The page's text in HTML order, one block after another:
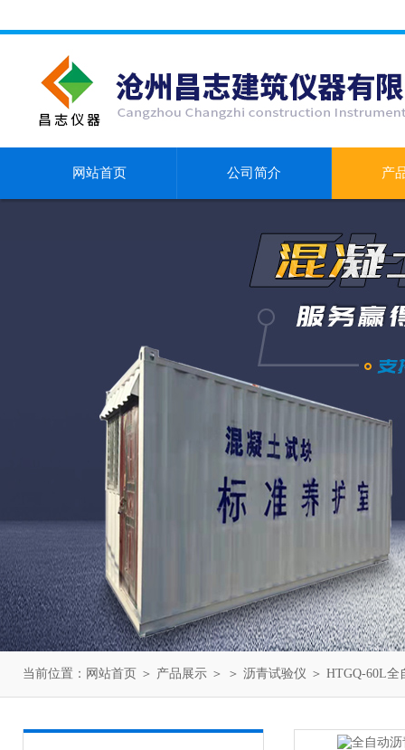
网站首页 公司简介 产
当前位置： 网站首页 ＞ 产品展示 ＞ ＞ 沥青试验仪 ＞ HTGQ-60L